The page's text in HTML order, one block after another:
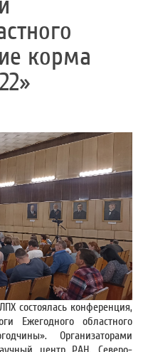
корма
состоялась конференция,
Ежегодного областного
Организаторами